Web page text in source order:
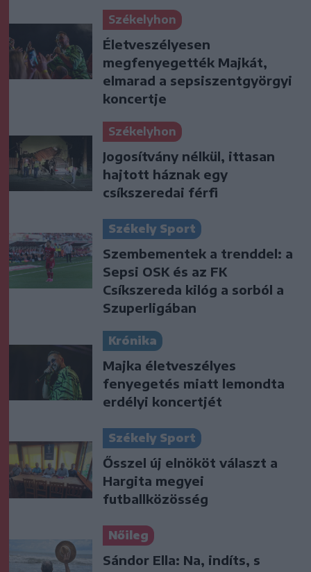
Székelyhon
Életveszélyesen
megfenyegették Majkát,
elmarad a sepsiszentgyörgyi
koncertje
Székelyhon
Jogosítvány nélkül, ittasan
hajtott háznak egy
csíkszeredai férfi
Székely Sport
Szembementek a trenddel: a
Sepsi OSK és az FK
Csíkszereda kilóg a sorból a
Szuperligában
Krónika
Majka életveszélyes
fenyegetés miatt lemondta
erdélyi koncertjét
Székely Sport
Ősszel új elnököt választ a
Hargita megyei
futballközösség
Nőileg
Sándor Ella: Na, indíts, s